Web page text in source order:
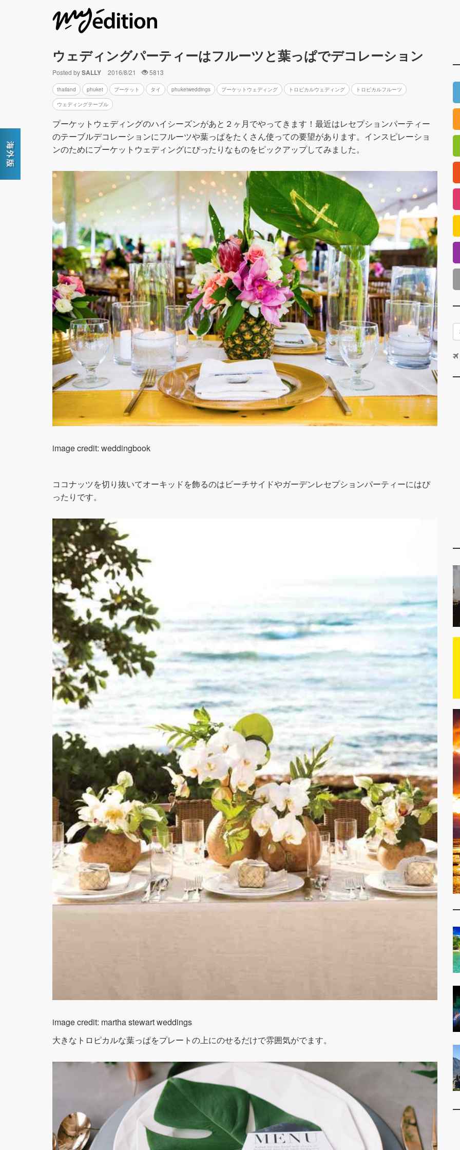
ウェディングパーティーはフルーツと葉っぱでデコレーション
Posted bySALLY 2016/8/21 5813
thailand phuket プーケット タイ phuketweddings プーケットウェディング トロピカルウェディング トロピカルフルーツ
ウェディングテーブル
プーケットウェディングのハイシーズンがあと２ヶ月でやってきます！最近はレセプションパーティー
のテーブルデコレーションにフルーツや葉っぱをたくさん使っての要望があります。インスピレーショ
ンのためにプーケットウェディングにぴったりなものをピックアップしてみました。
image credit: weddingbook
ココナッツを切り抜いてオーキッドを飾るのはビーチサイドやガーデンレセプションパーティーにはぴ
ったりです。
image credit: martha stewart weddings
大きなトロピカルな葉っぱをプレートの上にのせるだけで雰囲気がでます。